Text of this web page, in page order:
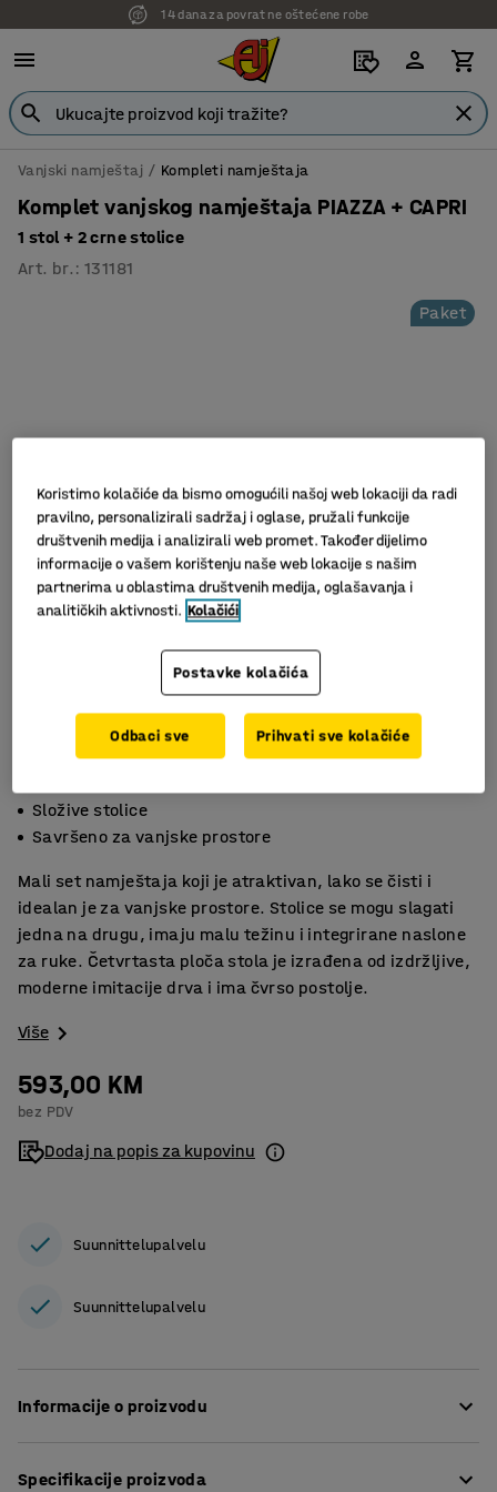
14 dana za povrat ne oštećene robe
Vanjski namještaj Kompleti namještaja
Komplet vanjskog namještaja PIAZZA + CAPRI
1 stol + 2 crne stolice
Art. br. :131181
Paket
Složive stolice
Savršeno za vanjske prostore
Mali set namještaja koji je atraktivan, lako se čisti i
idealan je za vanjske prostore. Stolice se mogu slagati
jedna na drugu, imaju malu težinu i integrirane naslone
za ruke. Četvrtasta ploča stola je izrađena od izdržljive,
moderne imitacije drva i ima čvrso postolje.
Više
593,00 KM
bez PDV
Dodaj na popis za kupovinu
Suunnittelupalvelu
Suunnittelupalvelu
Informacije o proizvodu
Specifikacije proizvoda
Koristimo kolačiće da bismo omogućili našoj web lokaciji da radi
pravilno, personalizirali sadržaj i oglase, pružali funkcije
društvenih medija i analizirali web promet. Također dijelimo
informacije o vašem korištenju naše web lokacije s našim
partnerima u oblastima društvenih medija, oglašavanja i
analitičkih aktivnosti. Kolačići
Postavke kolačića
Odbaci sve Prihvati sve kolačiće